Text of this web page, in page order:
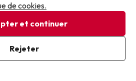
en famille
déjà souscrit
vous donnez votre accord
marketing de la part de
de cookies.
et continuer
Rejeter